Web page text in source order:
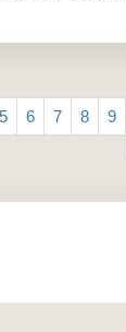
5 6 7 8 9